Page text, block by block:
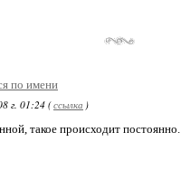
по имени
г. 01:24 (ссылка )
такое происходит постоянно.